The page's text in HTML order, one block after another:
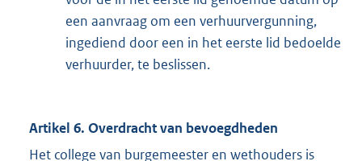
een aanvraag om een verhuurvergunning,
ingediend door een in het eerste lid bedoelde
verhuurder, te beslissen.
Artikel 6. Overdracht van bevoegdheden
Het college van burgemeester en wethouders is